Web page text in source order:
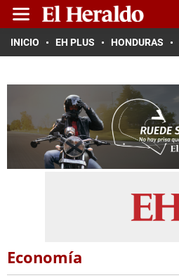
INICIO EH PLUS HONDURAS
Economía